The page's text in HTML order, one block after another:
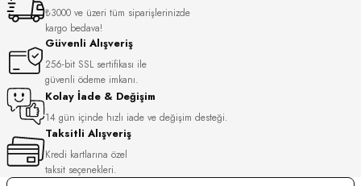
₺3000 ve üzeri tüm siparişlerinizde
kargo bedava!
Güvenli Alışveriş
256-bit SSL sertifikası ile
güvenli ödeme imkanı.
Kolay İade & Değişim
14 gün içinde hızlı iade ve değişim desteği.
Taksitli Alışveriş
Kredi kartlarına özel
taksit seçenekleri.